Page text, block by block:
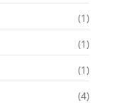
(1)
(1)
(1)
(4)